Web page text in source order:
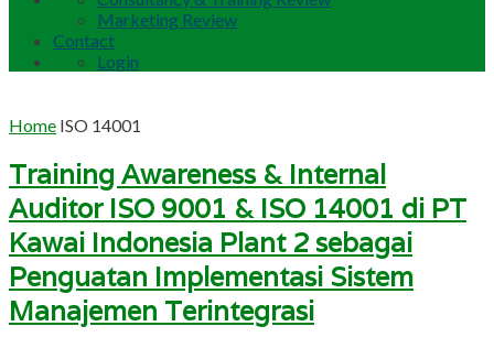
Marketing Review
Contact
Login
Home ISO 14001
Training Awareness & Internal
Auditor ISO 9001 & ISO 14001 di PT
Kawai Indonesia Plant 2 sebagai
Penguatan Implementasi Sistem
Manajemen Terintegrasi